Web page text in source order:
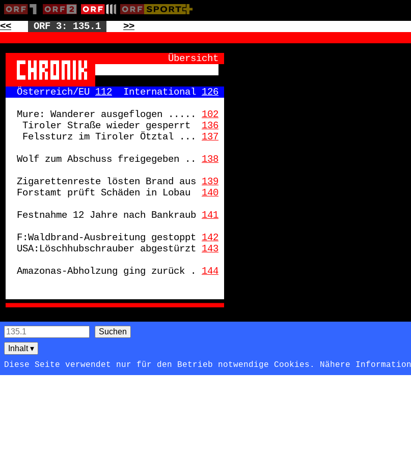
<< ORF 3: 135.1 >>
            Übersicht
Österreich/EU 112
  International
126
Mure: Wanderer ausgeflogen .....
102
Tiroler Straße wieder gesperrt
136
Felssturz im Tiroler Ötztal ...
137
Wolf zum Abschuss freigegeben ..
138
Zigarettenreste lösten Brand aus 139
Forstamt prüft Schäden in Lobau
140
Festnahme 12 Jahre nach Bankraub 141
F:Waldbrand-Ausbreitung gestoppt 142
USA:Löschhubschrauber abgestürzt 143
Amazonas-Abholzung ging zurück .
144
Inhalt▾
Diese Seite verwendet nur für den Betrieb notwendige Cookies. Nähere